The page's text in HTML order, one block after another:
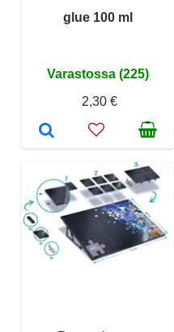
glue 100 ml
Varastossa (225)
2,30 €